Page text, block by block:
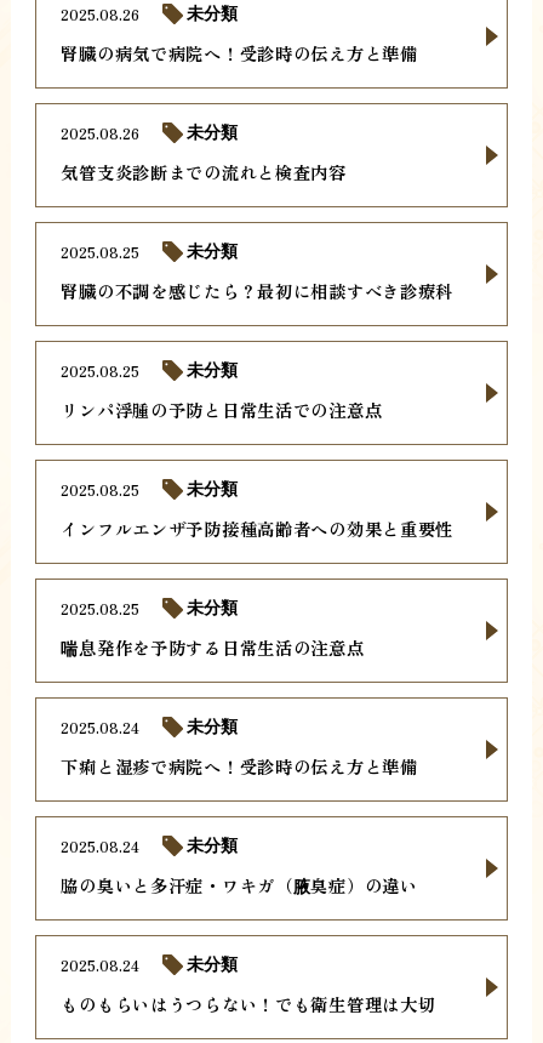
腎臓の病気で病院へ！受診時の伝え方と準備
2025.08.26 未分類
気管支炎診断までの流れと検査内容
2025.08.26 未分類
腎臓の不調を感じたら？最初に相談すべき診療科
2025.08.25 未分類
リンパ浮腫の予防と日常生活での注意点
2025.08.25 未分類
インフルエンザ予防接種高齢者への効果と重要性
2025.08.25 未分類
喘息発作を予防する日常生活の注意点
2025.08.25 未分類
下痢と湿疹で病院へ！受診時の伝え方と準備
2025.08.24 未分類
脇の臭いと多汗症・ワキガ（腋臭症）の違い
2025.08.24 未分類
ものもらいはうつらない！でも衛生管理は大切
2025.08.24 未分類